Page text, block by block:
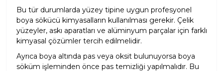
Bu tür durumlarda yüzey tipine uygun profesyonel
boya sökücü kimyasalların kullanılması gerekir. Çelik
yüzeyler, askı aparatları ve alüminyum parçalar için farklı
kimyasal çözümler tercih edilmelidir.
Ayrıca boya altında pas veya oksit bulunuyorsa boya
söküm işleminden önce pas temizliği yapılmalıdır. Bu